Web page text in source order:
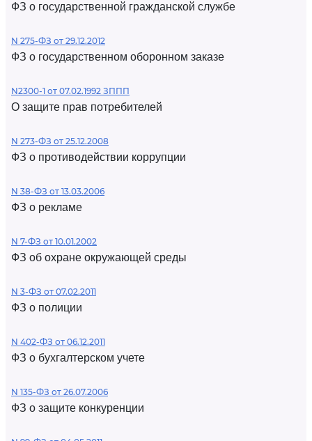
ФЗ о государственной гражданской службе
N 275-ФЗ от 29.12.2012
ФЗ о государственном оборонном заказе
N2300-1 от 07.02.1992 ЗППП
О защите прав потребителей
N 273-ФЗ от 25.12.2008
ФЗ о противодействии коррупции
N 38-ФЗ от 13.03.2006
ФЗ о рекламе
N 7-ФЗ от 10.01.2002
ФЗ об охране окружающей среды
N 3-ФЗ от 07.02.2011
ФЗ о полиции
N 402-ФЗ от 06.12.2011
ФЗ о бухгалтерском учете
N 135-ФЗ от 26.07.2006
ФЗ о защите конкуренции